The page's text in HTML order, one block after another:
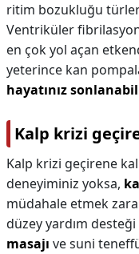
ritim bozukluğu
Ventriküler
en çok yol açan
yeterince kan
hayatınız
Kalp krizi
Kalp krizi geçirene
deneyiminiz yoksa,
müdahale etmek
düzey yardım
masajı ve suni